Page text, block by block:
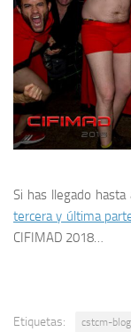
Si has llegado
tercera y última
CIFIMAD 2018…
Etiquetas: cstcm-